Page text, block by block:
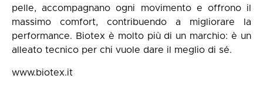
pelle, accompagnano ogni movimento e offrono il
massimo comfort, contribuendo a migliorare la
performance. Biotex è molto più di un marchio: è un
alleato tecnico per chi vuole dare il meglio di sé.
www.biotex.it